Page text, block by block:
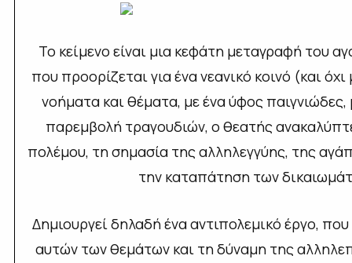
Το κείμενο είναι μια κεφάτη μεταγραφή του
που προορίζεται για ένα νεανικό κοινό (και
νοήματα και θέματα, με ένα ύφος παιγνιώδες,
παρεμβολή τραγουδιών, ο θεατής
πολέμου, τη σημασία της αλληλεγγύης, της
την καταπάτηση των
Δημιουργεί δηλαδή ένα αντιπολεμικό έργο,
αυτών των θεμάτων και τη δύναμη της